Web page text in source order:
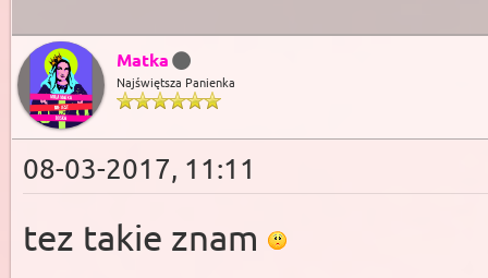
Matka
Najświętsza Panienka
08-03-2017, 11:11
tez takie znam